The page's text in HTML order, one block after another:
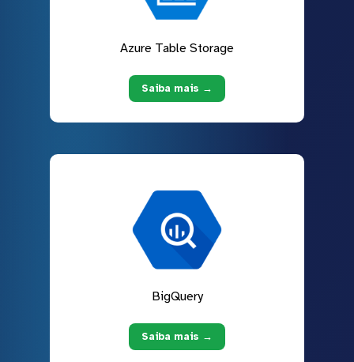
Azure Table Storage
Saiba mais →
BigQuery
Saiba mais →